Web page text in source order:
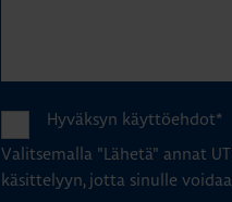
Hyväksyn käyttöehdot*
Valitsemalla "Lähetä" annat
käsittelyyn, jotta sinulle